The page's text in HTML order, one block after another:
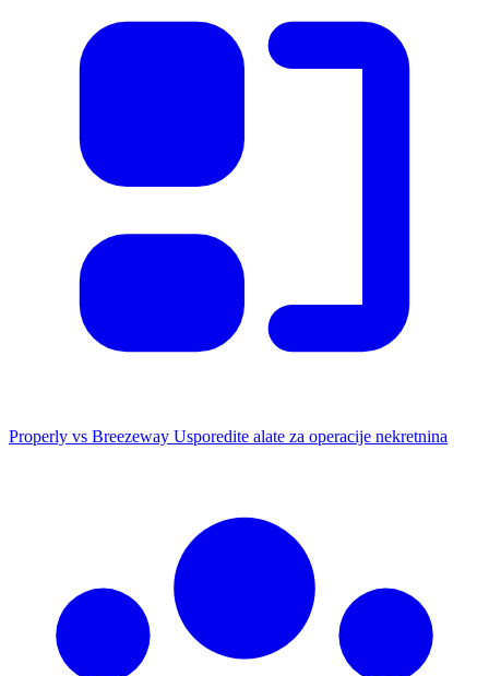
Properly vs Breezeway Usporedite alate za operacije nekretnina